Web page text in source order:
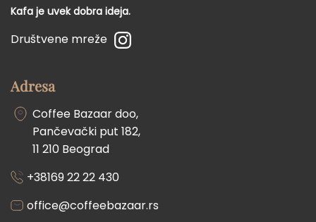
Kafa je uvek dobra ideja.
Društvene mreže
Adresa
Coffee Bazaar doo,
Pančevački put 182,
11 210 Beograd
+38169 22 22 430
office@coffeebazaar.rs